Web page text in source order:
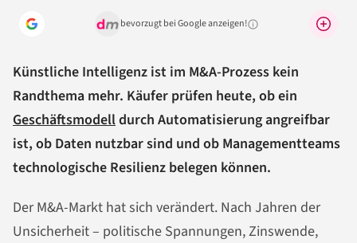
bevorzugt bei Google anzeigen!Warum lohnt sich das?
Künstliche Intelligenz ist im M&A-Prozess kein
Randthema mehr. Käufer prüfen heute, ob ein
Geschäftsmodelldurch Automatisierung angreifbar
ist, ob Daten nutzbar sind und ob Managementteams
technologische Resilienz belegen können.
Der M&A-Markt hat sich verändert. Nach Jahren der
Unsicherheit – politische Spannungen, Zinswende,